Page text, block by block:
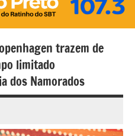
trazem de
limitado
dos Namorados